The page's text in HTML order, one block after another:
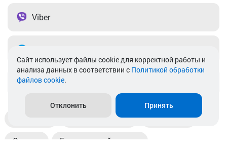
Viber
info@akkamulik.by
Пункты выдачи Магазины
Оплата Безналичный расчет
Cайт использует файлы cookie для корректной работы и
анализа данных в соответствии с Политикой обработки
файлов cookie.
Отклонить Принять